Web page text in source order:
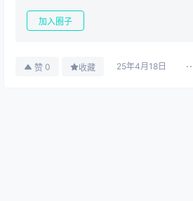
加入圈子
赞 0 收藏 25年4月18日